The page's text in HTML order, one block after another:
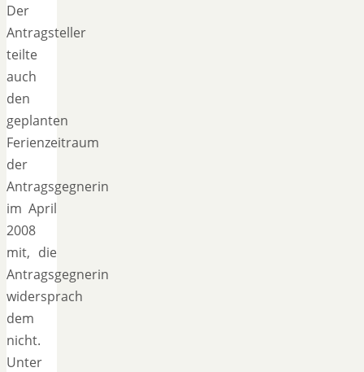
Der
Antragsteller
teilte
auch
den
geplanten
Ferienzeitraum
der
Antragsgegnerin
im April
2008
mit, die
Antragsgegnerin
widersprach
dem
nicht.
Unter